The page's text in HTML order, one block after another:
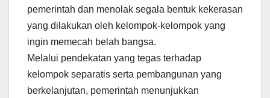
pemerintah dan menolak segala bentuk kekerasan
yang dilakukan oleh kelompok-kelompok yang
ingin memecah belah bangsa.
Melalui pendekatan yang tegas terhadap
kelompok separatis serta pembangunan yang
berkelanjutan, pemerintah menunjukkan